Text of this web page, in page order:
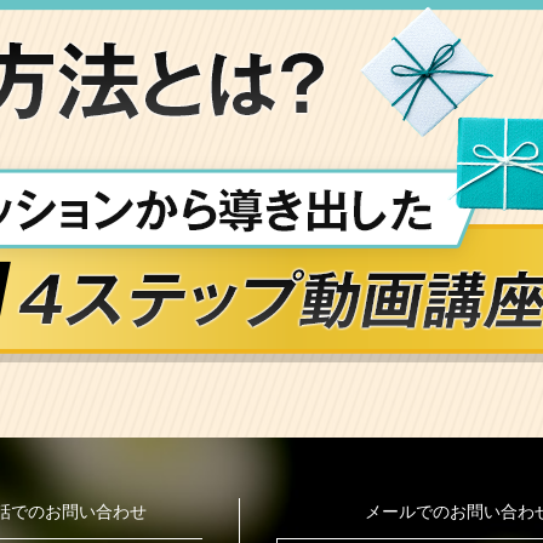
でのお問い合わせ メールでのお問い合わ